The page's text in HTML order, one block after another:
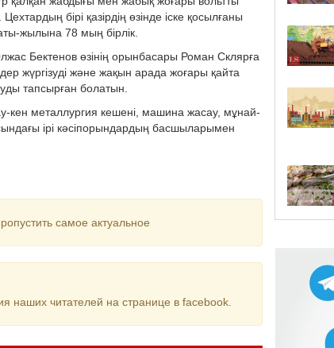
бірі қазірдің өзінде іске қосылғаны
жылына 78 мың бірлік.
Бектенов өзінің орынбасары Роман Склярға
жүргізуді және жақын арада жоғары қайта
тапсырған болатын.
кен металлургия кешені, машина жасау, мұнай-
ірі кәсіпорындардың басшыларымен
самое актуальное
наших читателей на странице в facebook.